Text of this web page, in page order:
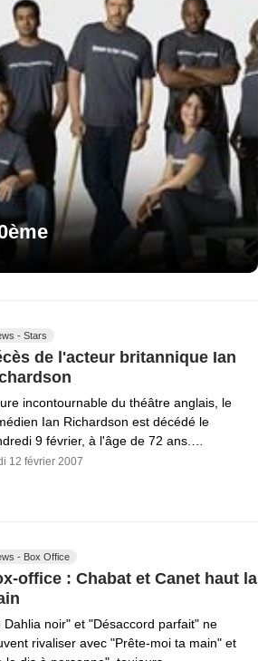
- Stars
de l'acteur britannique Ian
incontournable du théâtre anglais, le
Ian Richardson est décédé le
9 février, à l'âge de 72 ans.…
12 février 2007
- Box Office
office : Chabat et Canet haut la
Dahlia noir" et "Désaccord parfait" ne
rivaliser avec "Prête-moi ta main" et